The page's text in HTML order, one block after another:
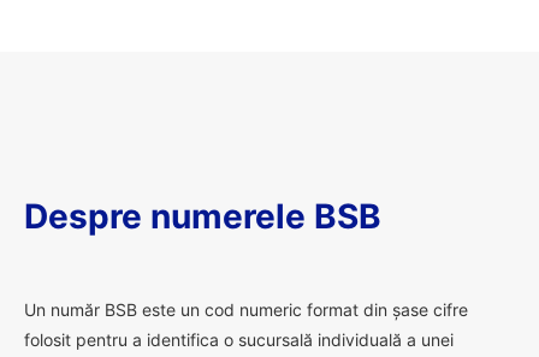
Despre numerele BSB
Un număr BSB este un cod numeric format din șase cifre
folosit pentru a identifica o sucursală individuală a unei